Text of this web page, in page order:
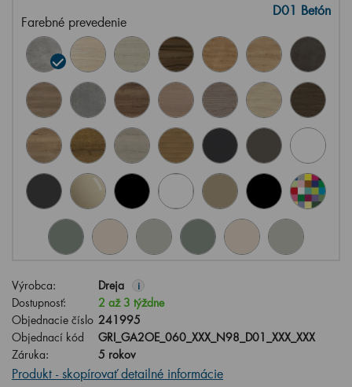
Farebné prevedenie
D01 Betón
Výrobca: Dreja i
Dostupnosť:
2 až 3 týždne
Objednacie číslo 241995
Objednací kód
GRI_GA2OE_060_XXX_N98_D01_XXX_XXX
Záruka:
5 rokov
Produkt - skopírovať detailné informácie